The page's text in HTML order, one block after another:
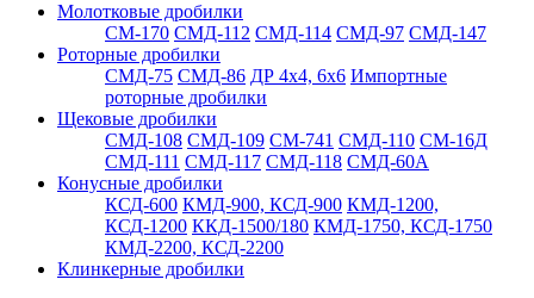
Молотковые дробилки
СМ-170 СМД-112 СМД-114 СМД-97 СМД-147
Роторные дробилки
СМД-75 СМД-86 ДР 4х4, 6х6 Импортные
роторные дробилки
Щековые дробилки
СМД-108 СМД-109 СМ-741 СМД-110 СМ-16Д
СМД-111 СМД-117 СМД-118 СМД-60А
Конусные дробилки
КСД-600 КМД-900, КСД-900 КМД-1200,
КСД-1200 ККД-1500/180 КМД-1750, КСД-1750
КМД-2200, КСД-2200
Клинкерные дробилки